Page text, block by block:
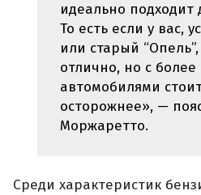
идеально
То есть если у вас,
или старый
отлично, но с
автомобилями
осторожнее», —
Моржаретто.
Среди характеристик